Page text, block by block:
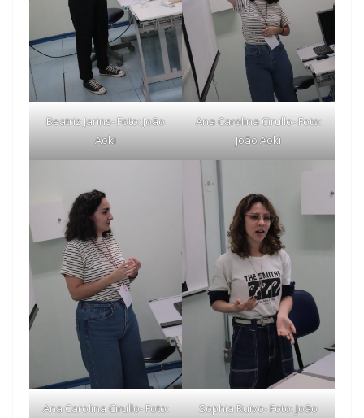
Beatriz Jarins- Foto: João
Aoki
Ana Carolina Cirullo- Foto:
João Aoki
Ana Carolina Cirullo- Foto:
Sophia Ruivo- Foto: João